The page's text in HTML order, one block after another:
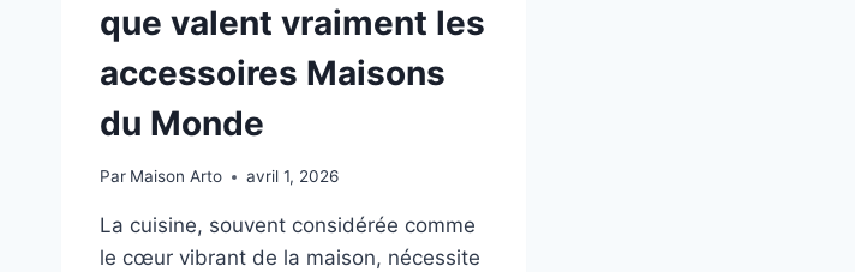
que valent vraiment les
accessoires Maisons
du Monde
Par Maison Arto avril 1, 2026
La cuisine, souvent considérée comme
le cœur vibrant de la maison, nécessite